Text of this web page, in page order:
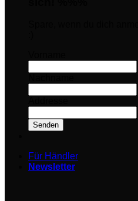
Senden
Für Händler
Newsletter